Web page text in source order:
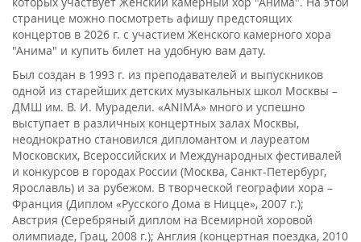
странице можно посмотреть афишу предстоящих
концертов в 2026 г. с участием Женского камерного хора
"Анима" и купить билет на удобную вам дату.
Был создан в 1993 г. из преподавателей и выпускников
одной из старейших детских музыкальных школ Москвы –
ДМШ им. В. И. Мурадели. «ANIMA» много и успешно
выступает в различных концертных залах Москвы,
неоднократно становился дипломантом и лауреатом
Московских, Всероссийских и Международных фестивалей
и конкурсов в городах России (Москва, Санкт-Петербург,
Ярославль) и за рубежом. В творческой географии хора –
Франция (Диплом «Русского Дома в Ницце», 2007 г.);
Австрия (Серебряный диплом на Всемирной хоровой
олимпиаде, Грац, 2008 г.); Англия (концертная поездка, 2010